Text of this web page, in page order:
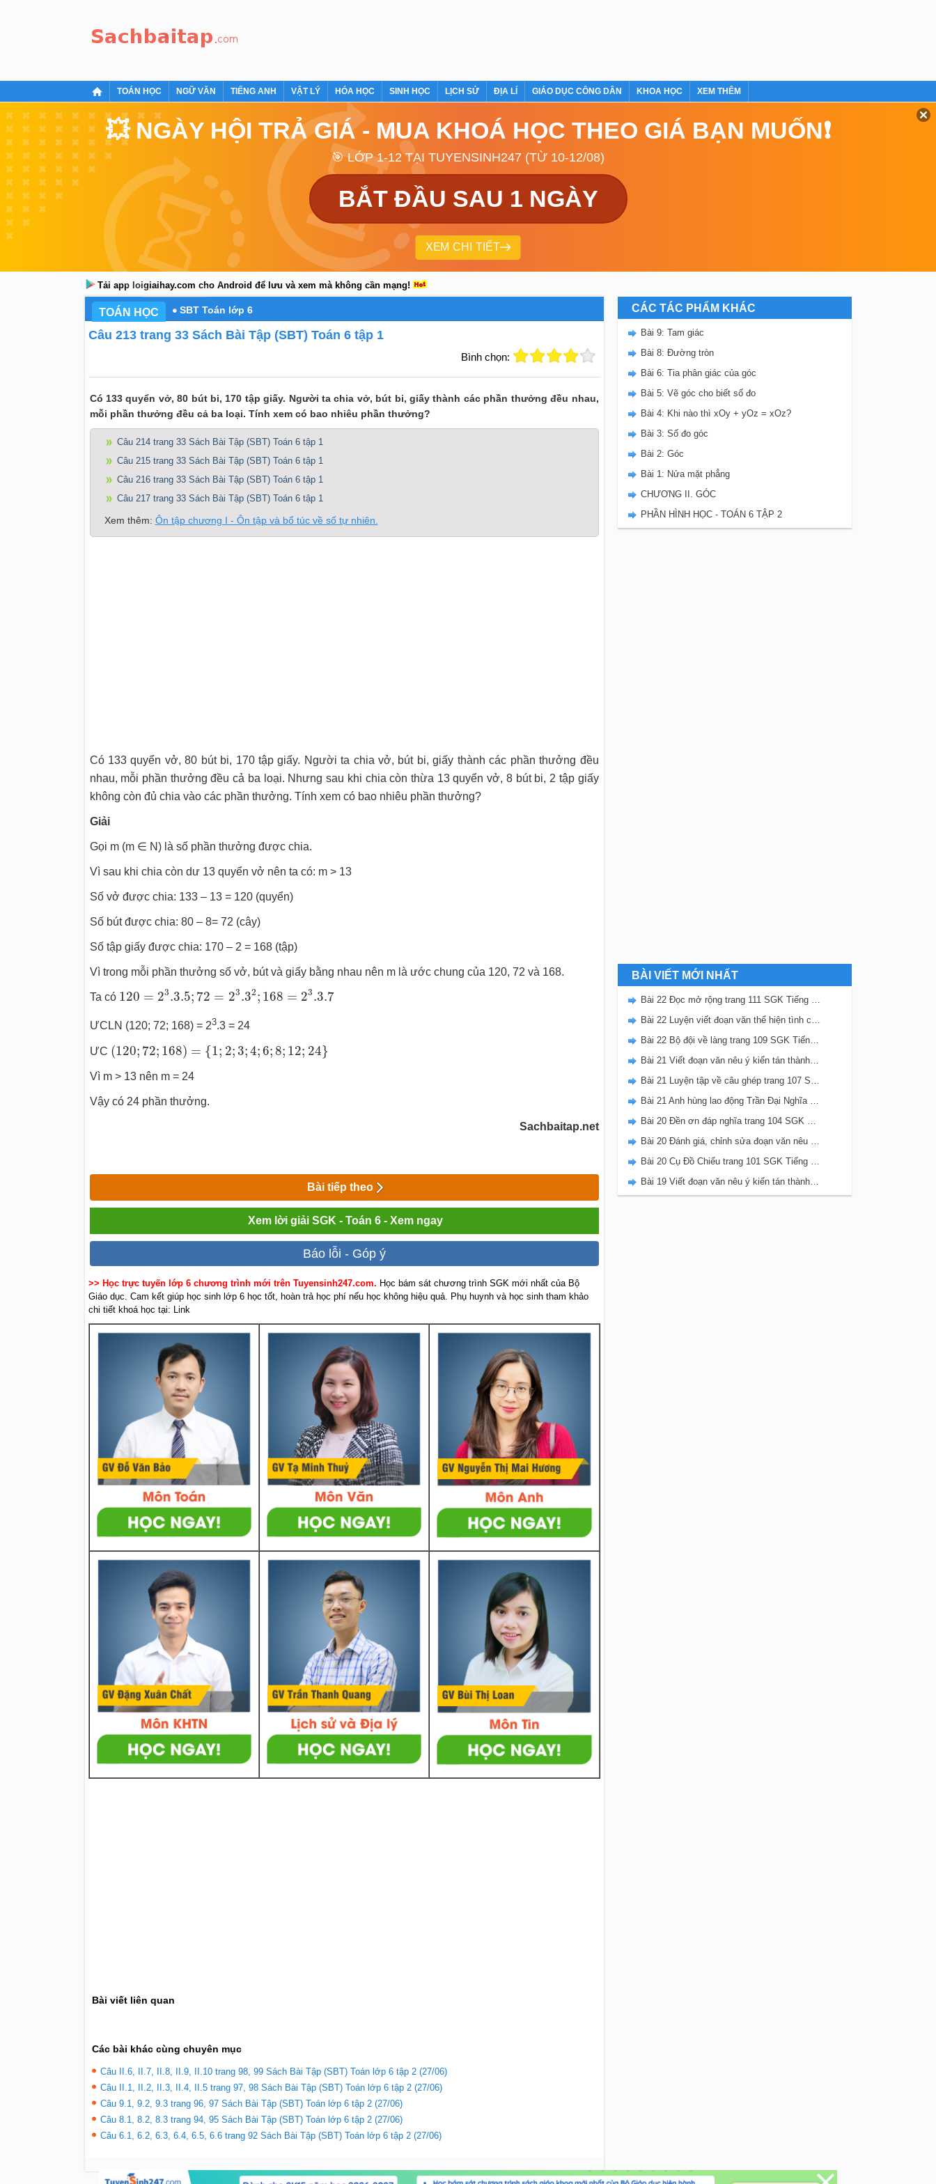
TOÁN HỌC NGỮ VĂN TIẾNG ANH VẬT LÝ HÓA HỌC SINH HỌC LỊCH SỬ ĐỊA LÍ GIÁO DỤC CÔNG DÂN KHOA HỌC XEM THÊM
💥 NGÀY HỘI TRẢ GIÁ - MUA KHOÁ HỌC THEO GIÁ BẠN MUỐN❗
🎯 LỚP 1-12 TẠI TUYENSINH247 (TỪ 10-12/08)
BẮT ĐẦU SAU 1 NGÀY
XEM CHI TIẾT
Tải app loigiaihay.com cho Android để lưu và xem mà không cần mạng!
TOÁN HỌC SBT Toán lớp 6
Câu 213 trang 33 Sách Bài Tập (SBT) Toán 6 tập 1
Bình chọn:
Có 133 quyển vở, 80 bút bi, 170 tập giấy. Người ta chia vở, bút bi, giấy thành các phần thưởng đều nhau,
mỗi phần thưởng đều cả ba loại. Tính xem có bao nhiêu phần thưởng?
Câu 214 trang 33 Sách Bài Tập (SBT) Toán 6 tập 1
Câu 215 trang 33 Sách Bài Tập (SBT) Toán 6 tập 1
Câu 216 trang 33 Sách Bài Tập (SBT) Toán 6 tập 1
Câu 217 trang 33 Sách Bài Tập (SBT) Toán 6 tập 1
Xem thêm: Ôn tập chương I - Ôn tập và bổ túc về số tự nhiên.
Có 133 quyển vở, 80 bút bi, 170 tập giấy. Người ta chia vở, bút bi, giấy thành các phần thưởng đều
nhau, mỗi phần thưởng đều cả ba loại. Nhưng sau khi chia còn thừa 13 quyển vở, 8 bút bi, 2 tập giấy
không còn đủ chia vào các phần thưởng. Tính xem có bao nhiêu phần thưởng?
Giải
Gọi m (m ∈ N) là số phần thưởng được chia.
Vì sau khi chia còn dư 13 quyển vở nên ta có: m > 13
Số vở được chia: 133 – 13 = 120 (quyển)
Số bút được chia: 80 – 8= 72 (cây)
Số tập giấy được chia: 170 – 2 = 168 (tập)
Vì trong mỗi phần thưởng số vở, bút và giấy bằng nhau nên m là ước chung của 120, 72 và 168.
Ta có 120 = 23.3.5; 72 = 23.32; 168 = 23.3.7
120 3.3.5; 72= .3 2;168=2 .3.7
ƯCLN (120; 72; 168) = 23.3 = 24
ƯC (120; 72; 168) = {1; 2; 3;4;6;8; 12; 24}
(120 72 168) ;2 3; 4;6 ;8 ;12 24}
Vì m > 13 nên m = 24
Vậy có 24 phần thưởng.
Sachbaitap.net
Bài tiếp theo
Xem lời giải SGK - Toán 6 - Xem ngay
Báo lỗi - Góp ý
>> Học trực tuyến lớp 6 chương trình mới trên Tuyensinh247.com. Học bám sát chương trình SGK mới nhất của Bộ
Giáo dục. Cam kết giúp học sinh lớp 6 học tốt, hoàn trả học phí nếu học không hiệu quả. Phụ huynh và học sinh tham khảo
chi tiết khoá học tại: Link
Bài viết liên quan
Các bài khác cùng chuyên mục
Câu II.6, II.7, II.8, II.9, II.10 trang 98, 99 Sách Bài Tập (SBT) Toán lớp 6 tập 2 (27/06)
Câu II.1, II.2, II.3, II.4, II.5 trang 97, 98 Sách Bài Tập (SBT) Toán lớp 6 tập 2 (27/06)
Câu 9.1, 9.2, 9.3 trang 96, 97 Sách Bài Tập (SBT) Toán lớp 6 tập 2 (27/06)
Câu 8.1, 8.2, 8.3 trang 94, 95 Sách Bài Tập (SBT) Toán lớp 6 tập 2 (27/06)
Câu 6.1, 6.2, 6.3, 6.4, 6.5, 6.6 trang 92 Sách Bài Tập (SBT) Toán lớp 6 tập 2 (27/06)
CÁC TÁC PHẨM KHÁC
Bài 9: Tam giác
Bài 8: Đường tròn
Bài 6: Tia phân giác của góc
Bài 5: Vẽ góc cho biết số đo
Bài 4: Khi nào thì xOy + yOz = xOz?
Bài 3: Số đo góc
Bài 2: Góc
Bài 1: Nửa mặt phẳng
CHƯƠNG II. GÓC
PHẦN HÌNH HỌC - TOÁN 6 TẬP 2
BÀI VIẾT MỚI NHẤT
Bài 22 Đọc mở rộng trang 111 SGK Tiếng Việt 5 Kết nối tri thức tập 2
Bài 22 Luyện viết đoạn văn thể hiện tình cảm, cảm xúc về một sự việc trang 111 SGK Tiếng Việt 5 Kết nối tri thức tập 2
Bài 22 Bộ đội về làng trang 109 SGK Tiếng Việt 5 Kết nối tri thức tập 2
Bài 21 Viết đoạn văn nêu ý kiến tán thành một sự việc, hiện tượng (Bài viết số 2) trang 108 SGK Tiếng Việt 5 Kết nối tri thức tập 2
Bài 21 Luyện tập về câu ghép trang 107 SGK Tiếng Việt 5 Kết nối tri thức tập 2
Bài 21 Anh hùng lao động Trần Đại Nghĩa trang 106 SGK Tiếng Việt 5 Kết nối tri thức tập 2
Bài 20 Đền ơn đáp nghĩa trang 104 SGK Tiếng Việt 5 Kết nối tri thức tập 2
Bài 20 Đánh giá, chỉnh sửa đoạn văn nêu ý kiến tán thành một sự vật, hiện tượng trang 103 SGK Tiếng Việt 5 Kết nối tri thức tập 2
Bài 20 Cụ Đồ Chiểu trang 101 SGK Tiếng Việt 5 Kết nối tri thức tập 2
Bài 19 Viết đoạn văn nêu ý kiến tán thành một sự việc, hiện tượng (Bài viết số 1) trang 100 SGK Tiếng Việt 5 Kết nối tri thức tập 2